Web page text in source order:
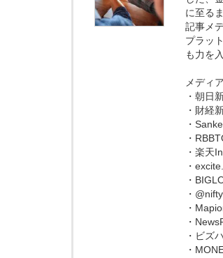
に至る
記事メ
プラッ
も力を
メディ
・朝日
・財経
・
・
・楽天
・
・
・
・
・
・ビズ
・